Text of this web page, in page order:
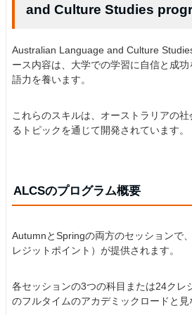
and Culture Studies
Australian Language and Culture
ース内容は、大学での学習に自信と成
語力を養います。
これらのスキルは、オーストラリアの
るトピックを通じて開発されています。
ALCSのプログラム概要
AutumnとSpringの両方のセッションで
レジットポイント）が提供されます。
各セッションの3つの科目または24クレ
のフルタイムのアカデミックロードと見